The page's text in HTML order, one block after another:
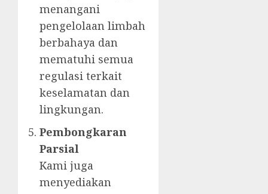
menangani
pengelolaan limbah
berbahaya dan
mematuhi semua
regulasi terkait
keselamatan dan
lingkungan.
Pembongkaran
Parsial
Kami juga
menyediakan